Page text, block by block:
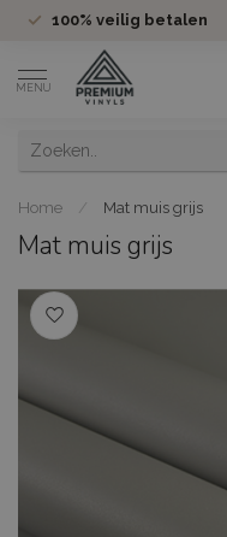
100% veilig betalen
MENU
Home / Mat muis grijs
Mat muis grijs